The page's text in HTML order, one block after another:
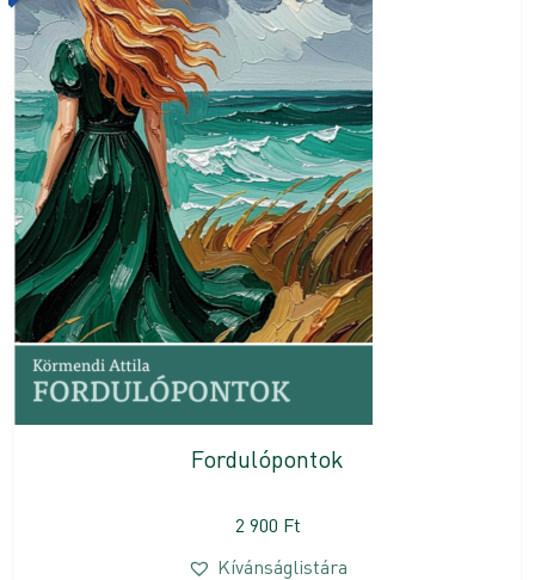
Fordulópontok
2 900 Ft
Kívánságlistára